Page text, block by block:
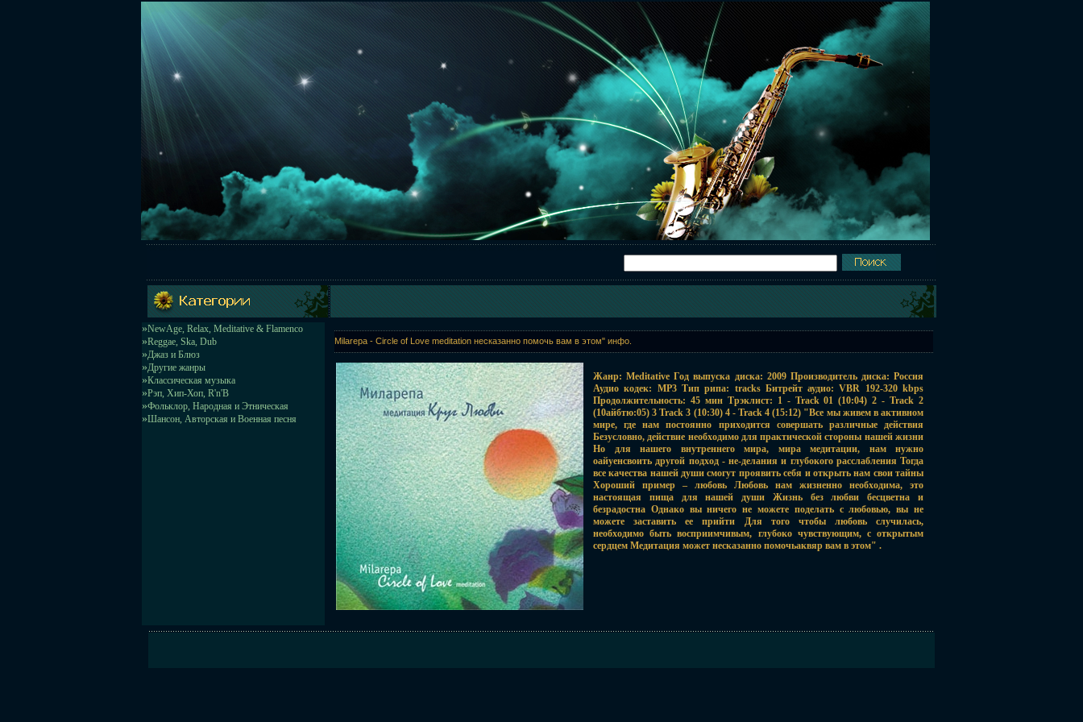
»NewAge, Relax, Meditative & Flamenco
»Reggae, Ska, Dub
»Джаз и Блюз
»Другие жанры
»Классическая музыка
»Рэп, Хип-Хоп, R'n'B
»Фольклор, Народная и Этническая
»Шансон, Авторская и Военная песня
Milarepa - Circle of Love meditation несказанно помочь вам в этом" инфо.
Жанр: Meditative Год выпуска диска: 2009 Производитель диска: Россия
Аудио кодек: MP3 Тип рипа: tracks Битрейт аудио: VBR 192-320 kbps
Продолжительность: 45 мин Трэклист: 1 - Track 01 (10:04) 2 - Track 2
(10айбтю:05) 3 Track 3 (10:30) 4 - Track 4 (15:12) "Все мы живем в активном
мире, где нам постоянно приходится совершать различные действия
Безусловно, действие необходимо для практической стороны нашей жизни
Но для нашего внутреннего мира, мира медитации, нам нужно
оайуенсвоить другой подход - не-делания и глубокого расслабления Тогда
все качества нашей души смогут проявить себя и открыть нам свои тайны
Хороший пример – любовь Любовь нам жизненно необходима, это
настоящая пища для нашей души Жизнь без любви бесцветна и
безрадостна Однако вы ничего не можете поделать с любовью, вы не
можете заставить ее прийти Для того чтобы любовь случилась,
необходимо быть восприимчивым, глубоко чувствующим, с открытым
сердцем Медитация может несказанно помочьаквяр вам в этом" .